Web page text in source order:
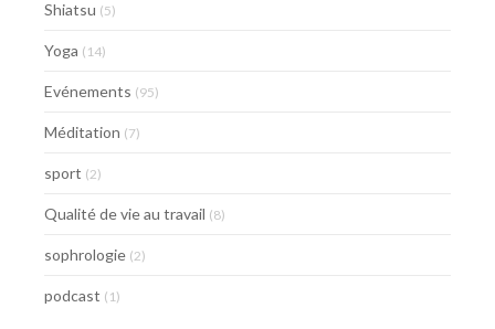
Shiatsu (5)
Yoga (14)
Evénements (95)
Méditation (7)
sport (2)
Qualité de vie au travail (8)
sophrologie (2)
podcast (1)